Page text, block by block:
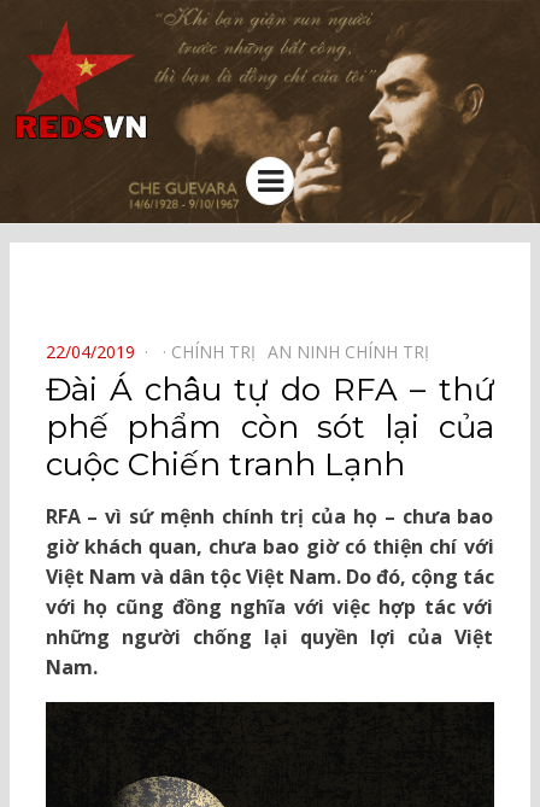
Kênh chia sẻ tri thức cộng đồng
Menu
POSTED
ON
22/04/2019 CHÍNH TRỊ⠀ AN NINH CHÍNH TRỊ⠀
Đài Á châu tự do RFA – thứ
phế phẩm còn sót lại của
cuộc Chiến tranh Lạnh
RFA – vì sứ mệnh chính trị của họ – chưa bao
giờ khách quan, chưa bao giờ có thiện chí với
Việt Nam và dân tộc Việt Nam. Do đó, cộng tác
với họ cũng đồng nghĩa với việc hợp tác với
những người chống lại quyền lợi của Việt
Nam.